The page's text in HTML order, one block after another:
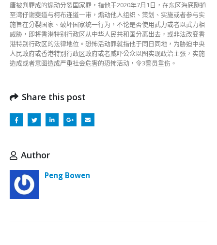
唐被判罪成的煽动分裂国家罪，指他于2020年7月1日，在东区海底隧道
至湾仔谢斐道与柯布连道一带，煽动他人组织、策划、实施或者参与实
施旨在分裂国家、破坏国家统一行为，不论是否使用武力或者以武力相
威胁，即将香港特别行政区从中华人民共和国分离出去，或非法改变香
港特别行政区的法律地位。恐怖活动罪就指他于同日同地，为胁迫中央
人民政府或香港特别行政区政府或者威吓公众以图实现政治主张，实施
造成或者意图造成严重社会危害的恐怖活动，令3警员重伤。
Share this post
Author
Peng Bowen